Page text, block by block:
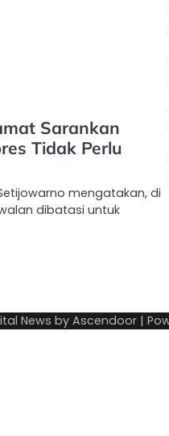
Sarankan
Tidak Perlu
mengatakan, di
dibatasi untuk
News byAscendoor |